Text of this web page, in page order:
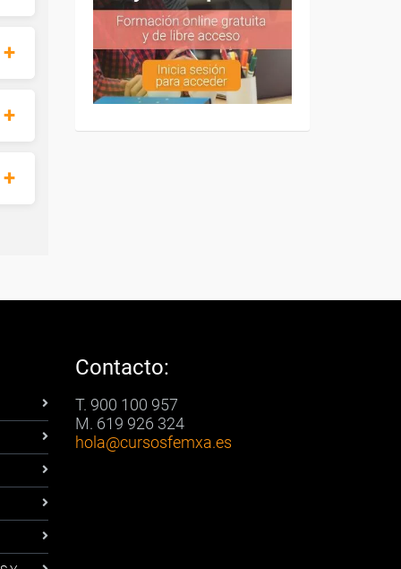
Contacto:
T. 900 100 957
M. 619 926 324
hola@cursosfemxa.es